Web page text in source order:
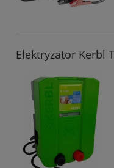
Elektryzator Kerbl